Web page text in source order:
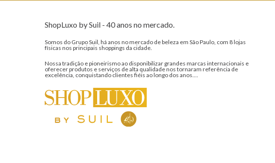
ShopLuxo by Suil - 40 anos no mercado.
Somos do Grupo Suil, há anos no mercado de beleza em São Paulo, com 8 lojas
físicas nos principais shoppings da cidade.
Nossa tradição e pioneirismo ao disponibilizar grandes marcas internacionais e
oferecer produtos e serviços de alta qualidade nos tornaram referência de
excelência, conquistando clientes fiéis ao longo dos anos....